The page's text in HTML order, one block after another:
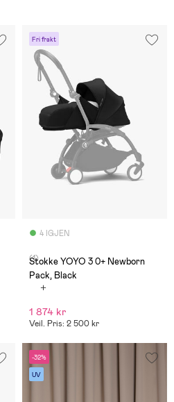
Fri frakt
4 IGJEN
(1)
Stokke YOYO 3 0+ Newborn
Pack, Black
1 874 kr
Veil. Pris: 2 500 kr
-32%
UV